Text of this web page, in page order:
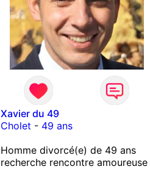
Xavier du 49
Cholet - 49 ans
Homme divorcé(e) de 49 ans
recherche rencontre amoureuse